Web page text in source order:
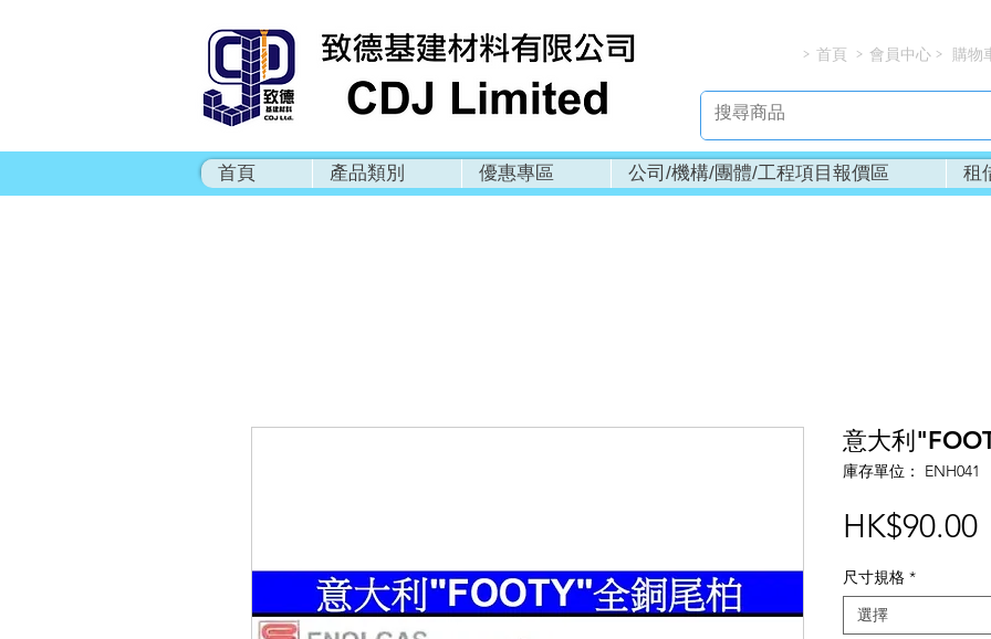
> > >
首頁 會員中心 購物
首頁 產品類別 優惠專區 公司/機構/團體/工程項目報價區 租
意大利
庫存單位： ENH041
HK$90.00價
尺寸規格 *
選擇